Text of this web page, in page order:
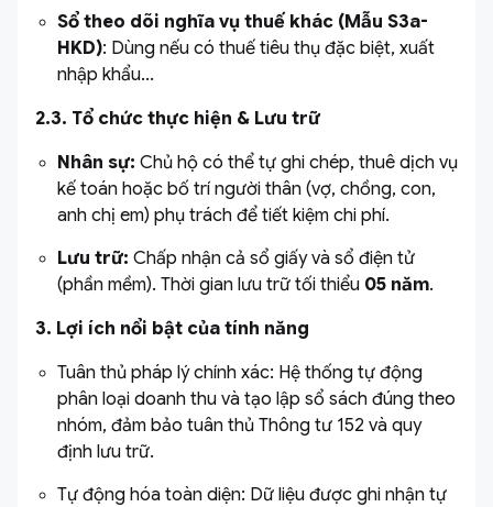
Sổ theo dõi nghĩa vụ thuế khác (Mẫu S3a-
HKD): Dùng nếu có thuế tiêu thụ đặc biệt, xuất
nhập khẩu...
2.3. Tổ chức thực hiện & Lưu trữ
Nhân sự: Chủ hộ có thể tự ghi chép, thuê dịch vụ
kế toán hoặc bố trí người thân (vợ, chồng, con,
anh chị em) phụ trách để tiết kiệm chi phí.
Lưu trữ: Chấp nhận cả sổ giấy và sổ điện tử
(phần mềm). Thời gian lưu trữ tối thiểu 05 năm.
3. Lợi ích nổi bật của tính năng
Tuân thủ pháp lý chính xác: Hệ thống tự động
phân loại doanh thu và tạo lập sổ sách đúng theo
nhóm, đảm bảo tuân thủ Thông tư 152 và quy
định lưu trữ.
Tự động hóa toàn diện: Dữ liệu được ghi nhận tự